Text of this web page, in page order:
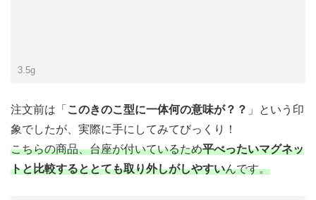
3.5g
注文前は「 このきのこ型に一体何の意味が？？ 」という印
象でしたが、実際に手にしてみてびっくり！
こちらの商品、台座が付いているため平べったいマグネッ
トと比較するととても取り外しがしやすいんです。